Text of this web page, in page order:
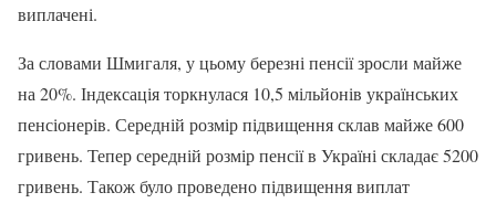
виплачені.
За словами Шмигаля, у цьому березні пенсії зросли майже
на 20%. Індексація торкнулася 10,5 мільйонів українських
пенсіонерів. Середній розмір підвищення склав майже 600
гривень. Тепер середній розмір пенсії в Україні складає 5200
гривень. Також було проведено підвищення виплат